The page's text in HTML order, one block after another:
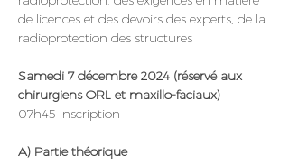
de licences et des devoirs des experts, de la
radioprotection des structures
Samedi 7 décembre 2024 (réservé aux
chirurgiens ORL et maxillo-faciaux)
07h45 Inscription
A) Partie théorique